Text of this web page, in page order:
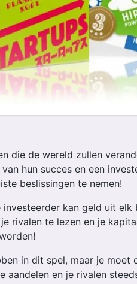
die de wereld zullen
hun succes en een
beslissingen te nemen!
kan geld uit
rivalen te lezen en je
in dit spel, maar je moet
aandelen en je rivalen